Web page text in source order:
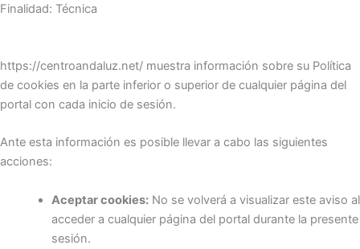
Finalidad: Técnica
https://centroandaluz.net/ muestra información sobre su Política
de cookies en la parte inferior o superior de cualquier página del
portal con cada inicio de sesión.
Ante esta información es posible llevar a cabo las siguientes
acciones:
Aceptar cookies:No se volverá a visualizar este aviso al
acceder a cualquier página del portal durante la presente
sesión.